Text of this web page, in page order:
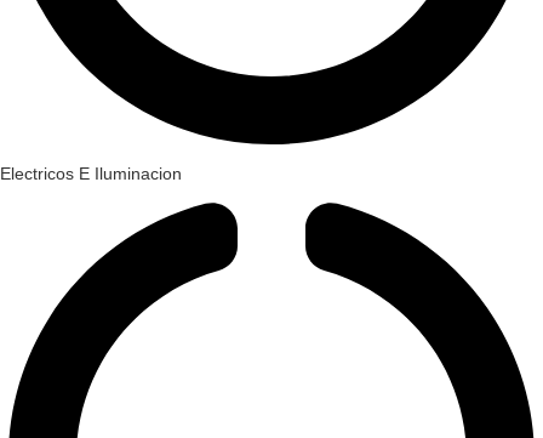
Electricos E Iluminacion